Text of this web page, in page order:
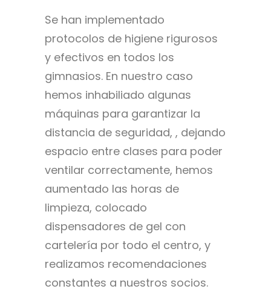
Se han implementado
protocolos de higiene rigurosos
y efectivos en todos los
gimnasios. En nuestro caso
hemos inhabiliado algunas
máquinas para garantizar la
distancia de seguridad, , dejando
espacio entre clases para poder
ventilar correctamente, hemos
aumentado las horas de
limpieza, colocado
dispensadores de gel con
cartelería por todo el centro, y
realizamos recomendaciones
constantes a nuestros socios.